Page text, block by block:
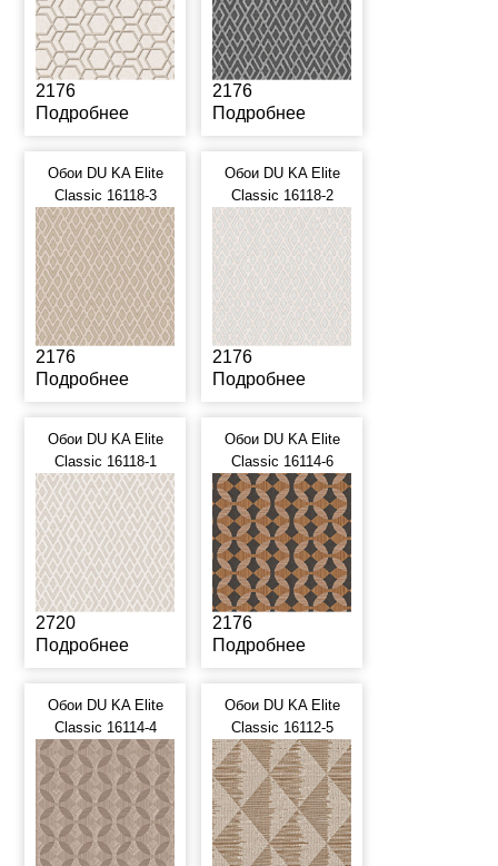
2176
Подробнее
2176
Подробнее
Обои DU KA Elite
Classic 16118-3
2176
Подробнее
Обои DU KA Elite
Classic 16118-2
2176
Подробнее
Обои DU KA Elite
Classic 16118-1
2720
Подробнее
Обои DU KA Elite
Classic 16114-6
2176
Подробнее
Обои DU KA Elite
Classic 16114-4
Обои DU KA Elite
Classic 16112-5